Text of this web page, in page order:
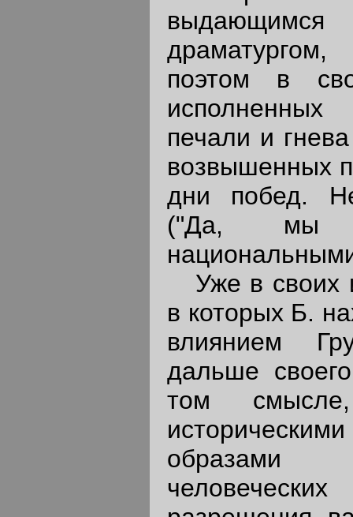
поэтом в
печали и
возвышенных
дни побед.
("Да, мы
Уже в своих
в которых Б.
влиянием
дальше
том
образами